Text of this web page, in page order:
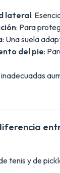
lateral:
: Para
: Una suela
del pie:
tenis y de